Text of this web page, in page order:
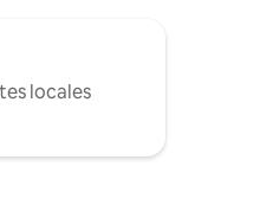
locales